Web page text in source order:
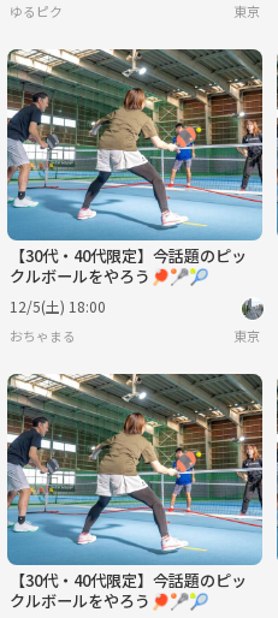
ゆるピク 東京
【30代・40代限定】今話題のピッ
クルボールをやろう🏓🥍🎾
12/5(土) 18:00
おちゃまる 東京
【30代・40代限定】今話題のピッ
クルボールをやろう🏓🥍🎾